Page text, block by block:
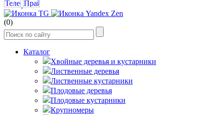
(0)
Каталог
Хвойные деревья и кустарники
Лиственные деревья
Лиственные кустарники
Плодовые деревья
Плодовые кустарники
Крупномеры